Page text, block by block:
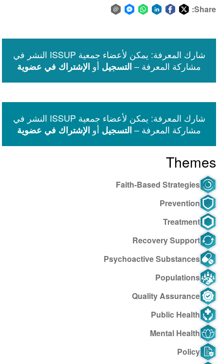
Share:
WhatsApp
Facebook
Messenger
email
شارك المعرفة: يمكن لأعضاء جمعية ISSUP النشر في
مشاركة المعرفة – التسجيل أو الإشتراك في عضوية
شارك المعرفة: يمكن لأعضاء جمعية ISSUP النشر في
مشاركة المعرفة – التسجيل أو الإشتراك في عضوية
Themes
Faith-Based Strategies
Prevention
Treatment
Recovery Support
Psychoactive Substances
Populations
Quality Assurance
Public Health
Mental Health
Policy